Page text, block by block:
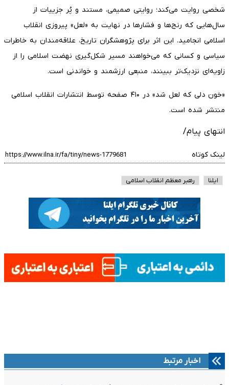
شخصی روایت می‌کند؛ روایتی صمیمی، مستند و پُر جزییات از
سال‌هایی که رنج‌ها و فشارها در نهایت به «لعل» پیروزی انقلاب
اسلامی انجامید. این اثر برای پژوهشگران تاریخ، علاقه‌مندان به خاطرات
سیاسی و کسانی که می‌خواهند مسیر شکل‌گیری نهضت اسلامی را از
زاویه‌ای نزدیک‌تر ببینند، منبعی ارزشمند و خواندنی است.
«خون دلی که لعل شد» در ۴۱۰ صفحه توسط انتشارات انقلاب اسلامی
منتشر شده است.
انتهای پیام/
لینک کوتاه
ایلنا رهبر معظم انقلاب اسلامی
اخبار مرتبط